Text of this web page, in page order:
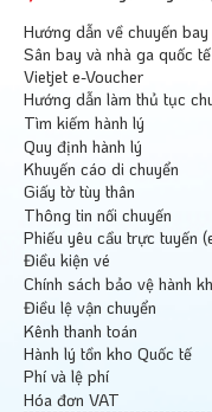
Hướng dẫn về chuyến
Sân bay và nhà ga quốc tế
Vietjet e-Voucher
Hướng dẫn làm thủ tục
Tìm kiếm hành lý
Quy định hành lý
Khuyến cáo di chuyển
Giấy tờ tùy thân
Thông tin nối chuyến
Phiếu yêu cầu trực tuyến
Điều kiện vé
Chính sách bảo vệ hành
Điều lệ vận chuyển
Kênh thanh toán
Hành lý tồn kho Quốc tế
Phí và lệ phí
Hóa đơn VAT